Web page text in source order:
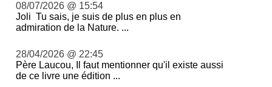
08/07/2026 @ 15:54
Joli Tu sais, je suis de plus en plus en
admiration de la Nature. ...
28/04/2026 @ 22:45
Père Laucou, Il faut mentionner qu'il existe aussi
de ce livre une édition ...